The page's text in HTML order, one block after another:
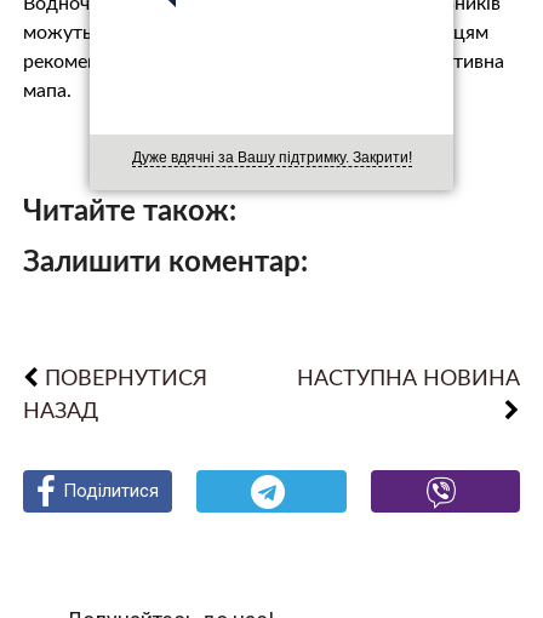
Дуже вдячні за Вашу підтримку. Закрити!
можуть дещо відрізнятися. Перевіряти їх українцям
рекомендують на сайті МЗС, де працює інтерактивна
мапа.
Читайте також:
Залишити коментар:
ПОВЕРНУТИСЯ
НАЗАД
НАСТУПНА НОВИНА
Поділитися
Поділитися
Поділитися